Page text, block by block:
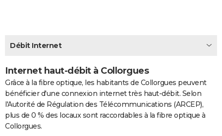
CARTE DE VOEUX
Carte de Noël
Carte Bonne année
Carte Saint-Valentin
Carte Pâques
Carte d'anniversaire
DICTIONNAIRE
PROGRAMME TV
COPAINS D'AVANT
Débit Internet
Internet haut-débit à Collorgues
Grâce à la fibre optique, les habitants de Collorgues peuvent
bénéficier d'une connexion internet très haut-débit. Selon
l'Autorité de Régulation des Télécommunications (ARCEP),
plus de 0 % des locaux sont raccordables à la fibre optique à
Collorgues.